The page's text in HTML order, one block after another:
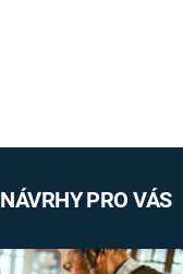
NÁVRHY PRO VÁS